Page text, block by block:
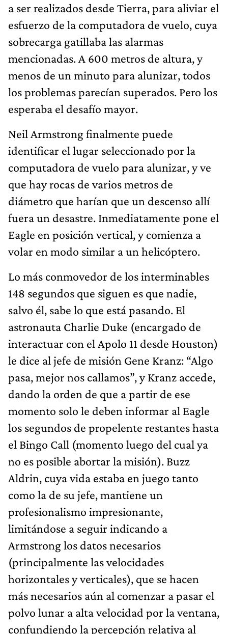
a ser realizados desde Tierra, para aliviar el
esfuerzo de la computadora de vuelo, cuya
sobrecarga gatillaba las alarmas
mencionadas. A 600 metros de altura, y
menos de un minuto para alunizar, todos
los problemas parecían superados. Pero los
esperaba el desafío mayor.
Neil Armstrong finalmente puede
identificar el lugar seleccionado por la
computadora de vuelo para alunizar, y ve
que hay rocas de varios metros de
diámetro que harían que un descenso allí
fuera un desastre. Inmediatamente pone el
Eagle en posición vertical, y comienza a
volar en modo similar a un helicóptero.
Lo más conmovedor de los interminables
148 segundos que siguen es que nadie,
salvo él, sabe lo que está pasando. El
astronauta Charlie Duke (encargado de
interactuar con el Apolo 11 desde Houston)
le dice al jefe de misión Gene Kranz: “Algo
pasa, mejor nos callamos”, y Kranz accede,
dando la orden de que a partir de ese
momento solo le deben informar al Eagle
los segundos de propelente restantes hasta
el Bingo Call (momento luego del cual ya
no es posible abortar la misión). Buzz
Aldrin, cuya vida estaba en juego tanto
como la de su jefe, mantiene un
profesionalismo impresionante,
limitándose a seguir indicando a
Armstrong los datos necesarios
(principalmente las velocidades
horizontales y verticales), que se hacen
más necesarios aún al comenzar a pasar el
polvo lunar a alta velocidad por la ventana,
confundiendo la percepción relativa al